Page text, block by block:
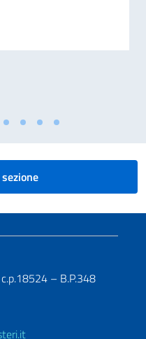
degli appuntamenti per i
– B.P.348